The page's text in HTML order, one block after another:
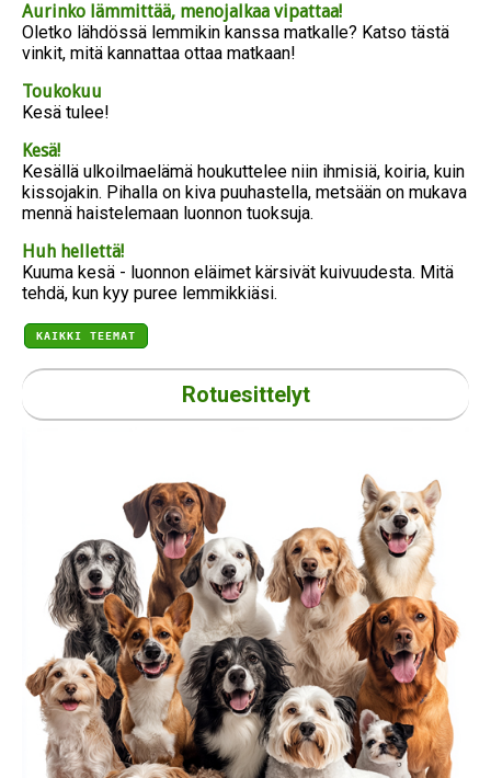
Aurinko lämmittää, menojalkaa vipattaa!
Oletko lähdössä lemmikin kanssa matkalle? Katso tästä
vinkit, mitä kannattaa ottaa matkaan!
Toukokuu
Kesä tulee!
Kesä!
Kesällä ulkoilmaelämä houkuttelee niin ihmisiä, koiria, kuin
kissojakin. Pihalla on kiva puuhastella, metsään on mukava
mennä haistelemaan luonnon tuoksuja.
Huh hellettä!
Kuuma kesä - luonnon eläimet kärsivät kuivuudesta. Mitä
tehdä, kun kyy puree lemmikkiäsi.
KAIKKI TEEMAT
Rotuesittelyt